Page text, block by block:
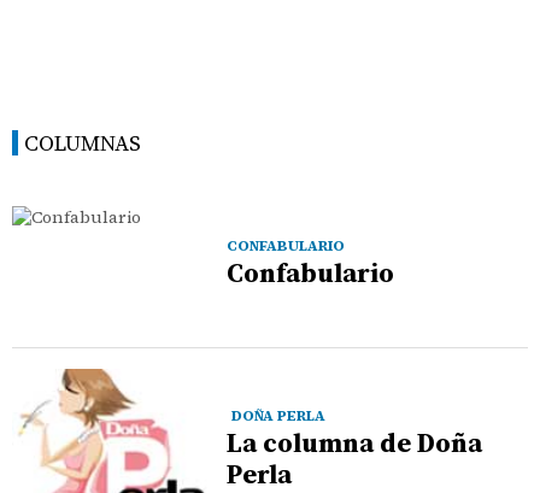
COLUMNAS
CONFABULARIO
Confabulario
DOÑA PERLA
La columna de Doña
Perla